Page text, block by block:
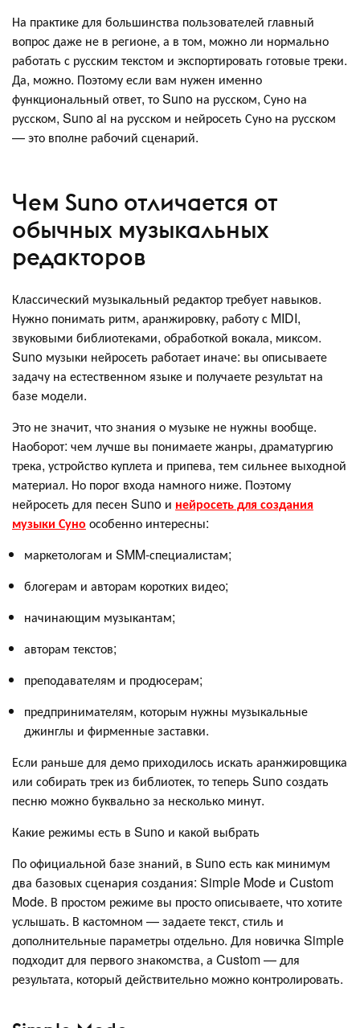
На практике для большинства пользователей главный
вопрос даже не в регионе, а в том, можно ли нормально
работать с русским текстом и экспортировать готовые треки.
Да, можно. Поэтому если вам нужен именно
функциональный ответ, то Suno на русском, Суно на
русском, Suno ai на русском и нейросеть Суно на русском
— это вполне рабочий сценарий.
Чем Suno отличается от
обычных музыкальных
редакторов
Классический музыкальный редактор требует навыков.
Нужно понимать ритм, аранжировку, работу с MIDI,
звуковыми библиотеками, обработкой вокала, миксом.
Suno музыки нейросеть работает иначе: вы описываете
задачу на естественном языке и получаете результат на
базе модели.
Это не значит, что знания о музыке не нужны вообще.
Наоборот: чем лучше вы понимаете жанры, драматургию
трека, устройство куплета и припева, тем сильнее выходной
материал. Но порог входа намного ниже. Поэтому
нейросеть для песен Suno и нейросеть для создания
музыки Суно особенно интересны:
маркетологам и SMM-специалистам;
блогерам и авторам коротких видео;
начинающим музыкантам;
авторам текстов;
преподавателям и продюсерам;
предпринимателям, которым нужны музыкальные
джинглы и фирменные заставки.
Если раньше для демо приходилось искать аранжировщика
или собирать трек из библиотек, то теперь Suno создать
песню можно буквально за несколько минут.
Какие режимы есть в Suno и какой выбрать
По официальной базе знаний, в Suno есть как минимум
два базовых сценария создания: Simple Mode и Custom
Mode. В простом режиме вы просто описываете, что хотите
услышать. В кастомном — задаете текст, стиль и
дополнительные параметры отдельно. Для новичка Simple
подходит для первого знакомства, а Custom — для
результата, который действительно можно контролировать.